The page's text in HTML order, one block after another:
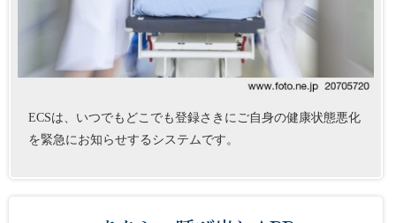
ECSは、いつでもどこでも登録さきにご自身の健康状態悪化
を緊急にお知らせするシステムです。